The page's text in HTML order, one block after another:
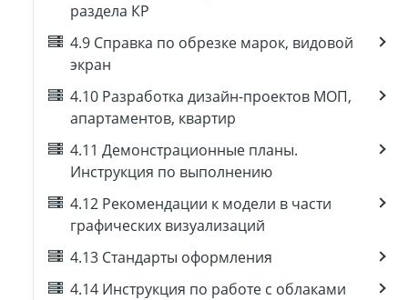
раздела КР
4.9 Справка по обрезке марок, видовой
экран
4.10 Разработка дизайн-проектов МОП,
апартаментов, квартир
4.11 Демонстрационные планы.
Инструкция по выполнению
4.12 Рекомендации к модели в части
графических визуализаций
4.13 Стандарты оформления
4.14 Инструкция по работе с облаками